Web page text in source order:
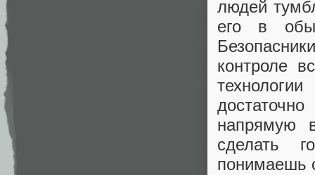
людей
его в
контроле
напрямую
сделать
понимаешь